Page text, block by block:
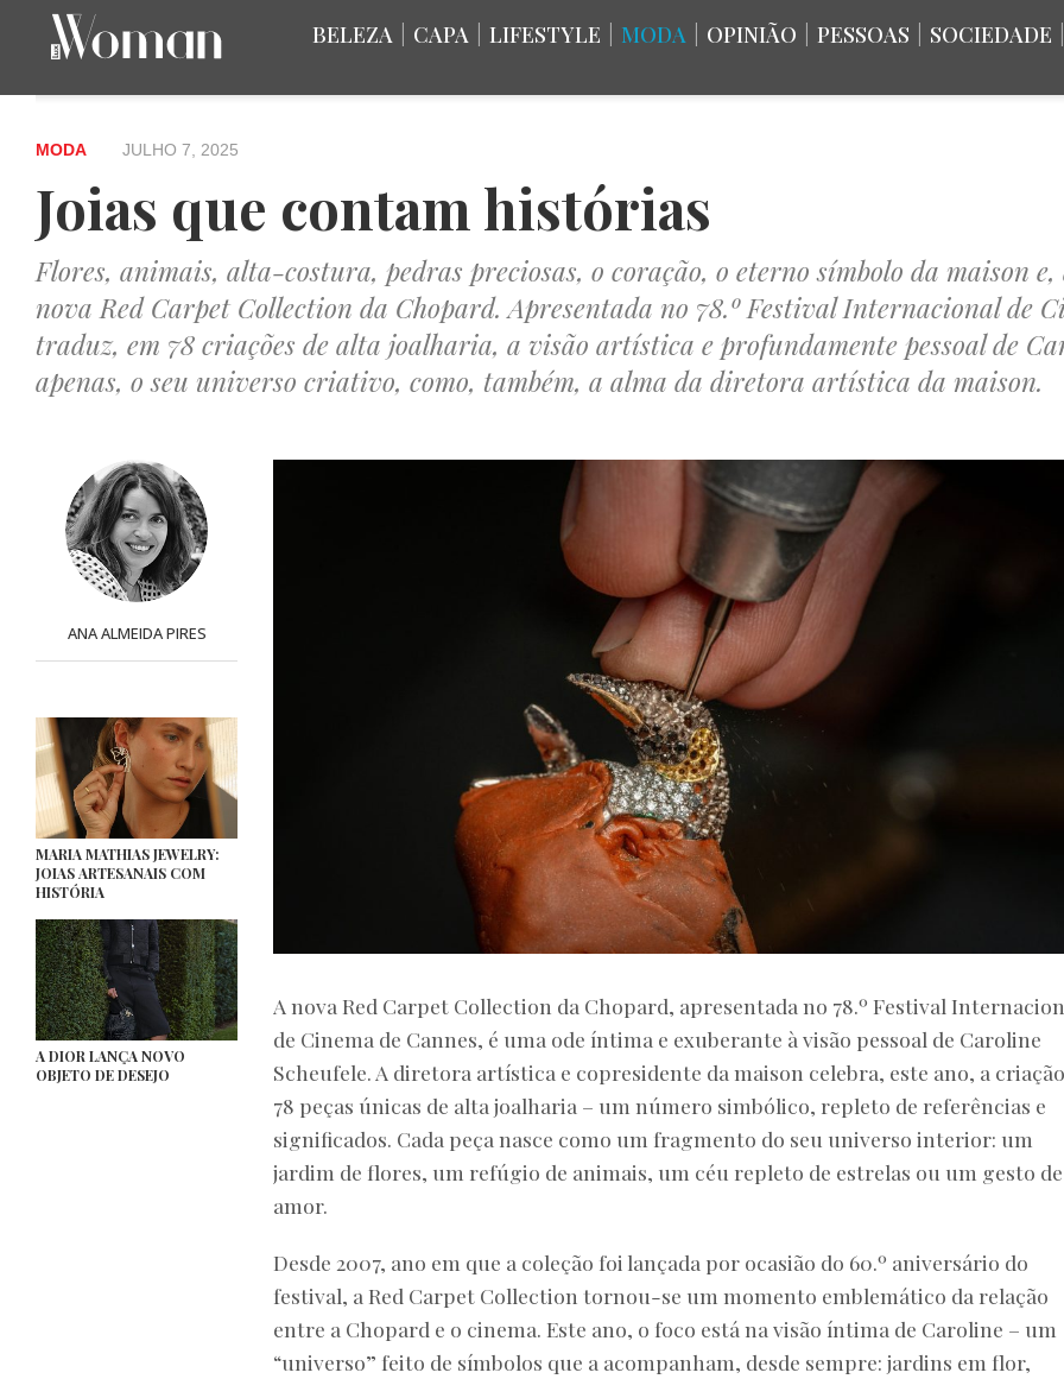
BELEZA CAPA LIFESTYLE MODA OPINIÃO PESSOAS SOCIEDADE
MODA JULHO 7, 2025
Joias que contam histórias
Flores, animais, alta-costura, pedras preciosas, o coração, o eterno símbolo da maison
nova Red Carpet Collection da Chopard. Apresentada no 78.º Festival Internacional de
traduz, em 78 criações de alta joalharia, a visão artística e profundamente pessoal de
apenas, o seu universo criativo, como, também, a alma da diretora artística da maison.
ANA ALMEIDA PIRES
MARIA MATHIAS JEWELRY:
JOIAS ARTESANAIS COM
HISTÓRIA
A DIOR LANÇA NOVO
OBJETO DE DESEJO
A nova Red Carpet Collection da Chopard, apresentada no 78.º Festival
de Cinema de Cannes, é uma ode íntima e exuberante à visão pessoal de Caroline
Scheufele. A diretora artística e copresidente da maison celebra, este ano, a
78 peças únicas de alta joalharia – um número simbólico, repleto de referências e
significados. Cada peça nasce como um fragmento do seu universo interior: um
jardim de flores, um refúgio de animais, um céu repleto de estrelas ou um gesto de
amor.
Desde 2007, ano em que a coleção foi lançada por ocasião do 60.º aniversário do
festival, a Red Carpet Collection tornou-se um momento emblemático da relação
entre a Chopard e o cinema. Este ano, o foco está na visão íntima de Caroline – um
“universo” feito de símbolos que a acompanham, desde sempre: jardins em flor,